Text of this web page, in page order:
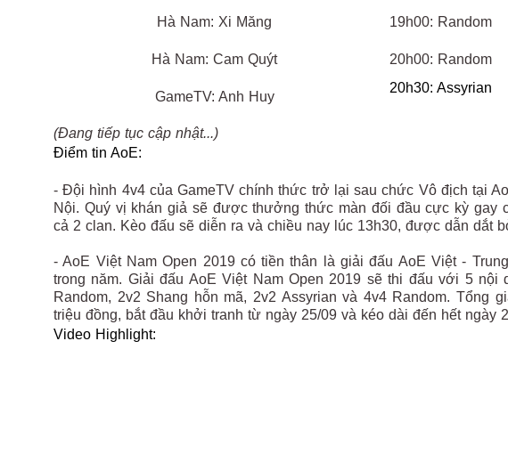
Hà Nam: Xi Măng 19h00: Random
Hà Nam: Cam Quýt 20h00: Random
GameTV: Anh Huy
20h30: Assyrian
(Đang tiếp tục cập nhật...)
Điểm tin AoE:
- Đội hình 4v4 của GameTV chính thức trở lại sau chức Vô địch tại
Nội. Quý vị khán giả sẽ được thưởng thức màn đối đầu cực kỳ gay
cả 2 clan. Kèo đấu sẽ diễn ra và chiều nay lúc 13h30, được dẫn dắt
- AoE Việt Nam Open 2019 có tiền thân là giải đấu AoE Việt -
trong năm. Giải đấu AoE Việt Nam Open 2019 sẽ thi đấu với 5 nội
Random, 2v2 Shang hỗn mã, 2v2 Assyrian và 4v4 Random.
triệu đồng, bắt đầu khởi tranh từ ngày 25/09 và kéo dài đến hết ngày
Video Highlight: